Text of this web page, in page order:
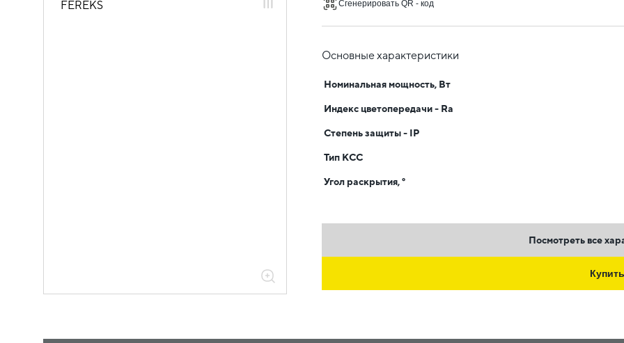
15.02.01.01 Общепромышленное
Сгенерировать QR - код
Основные характеристики
Номинальная мощность, Вт
Индекс цветопередачи - Ra
Степень защиты - IP
Тип КСС
Угол раскрытия, °
Посмотреть все
Купить